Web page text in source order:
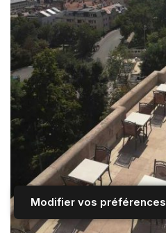
Modifier vos préférences